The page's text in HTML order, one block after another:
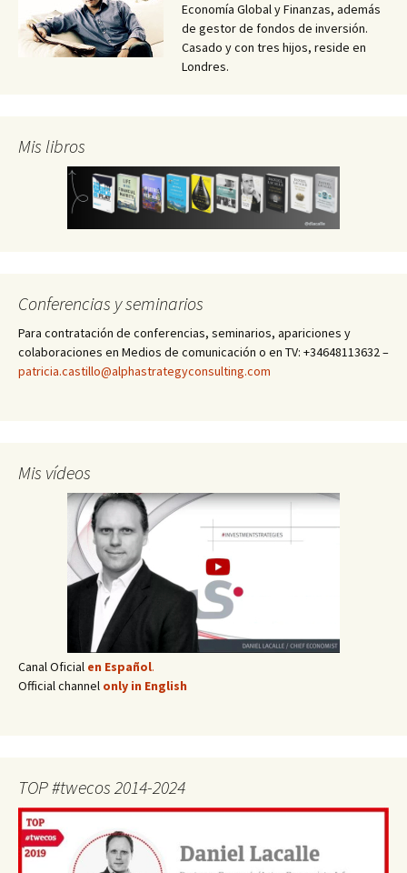
Economía Global y Finanzas, además
de gestor de fondos de inversión.
Casado y con tres hijos, reside en
Londres.
Mis libros
Conferencias y seminarios
Para contratación de conferencias, seminarios, apariciones y
colaboraciones en Medios de comunicación o en TV: +34648113632 –
patricia.castillo@alphastrategyconsulting.com
Mis vídeos
Canal Oficial en Español.
Official channel only in English
TOP #twecos 2014-2024